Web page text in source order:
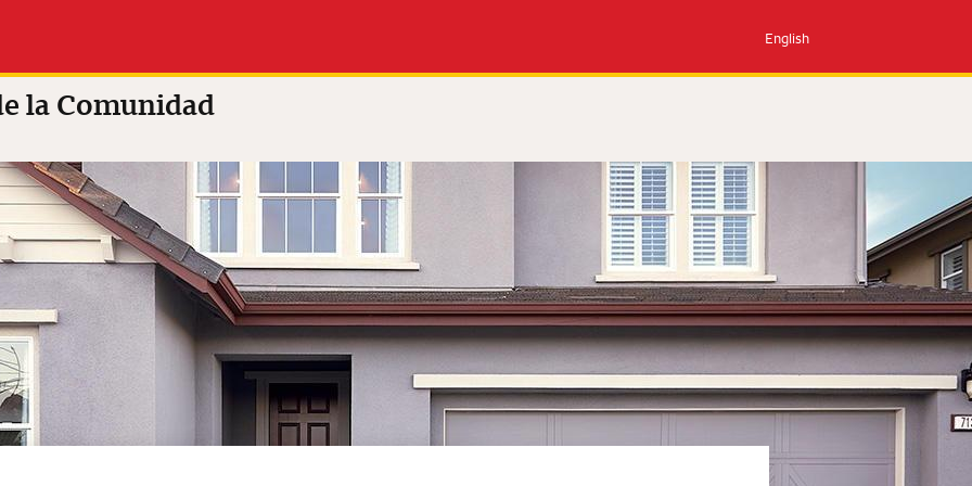
English
la Comunidad